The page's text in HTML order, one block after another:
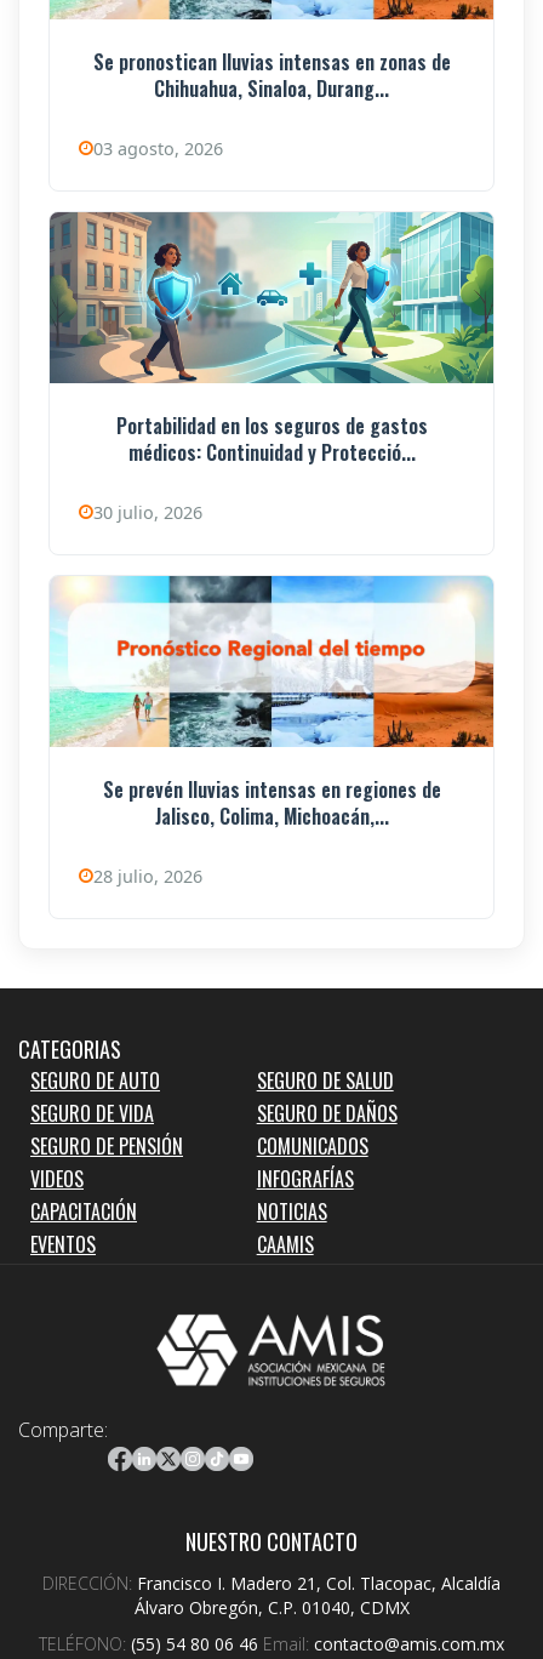
Se pronostican lluvias intensas en zonas de
Chihuahua, Sinaloa, Durang...
03 agosto, 2026
Portabilidad en los seguros de gastos
médicos: Continuidad y Protecció...
30 julio, 2026
Se prevén lluvias intensas en regiones de
Jalisco, Colima, Michoacán,...
28 julio, 2026
CATEGORIAS
SEGURO DE AUTO
SEGURO DE SALUD
SEGURO DE VIDA
SEGURO DE DAÑOS
SEGURO DE PENSIÓN
COMUNICADOS
VIDEOS
INFOGRAFÍAS
CAPACITACIÓN
NOTICIAS
EVENTOS
CAAMIS
Comparte:
NUESTRO CONTACTO
DIRECCIÓN: Francisco I. Madero 21, Col. Tlacopac, Alcaldía
Álvaro Obregón, C.P. 01040, CDMX
TELÉFONO: (55) 54 80 06 46 Email: contacto@amis.com.mx